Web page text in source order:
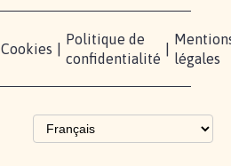
Cookies
Politique de
confidentialité
légales